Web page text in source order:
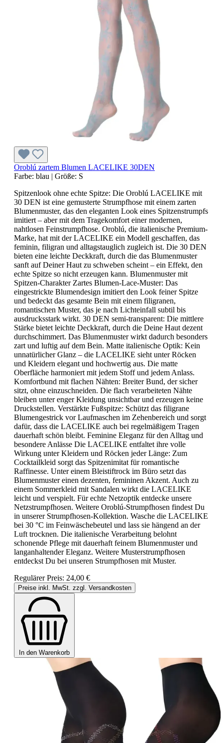
Oroblú zartem Blumen LACELIKE 30DEN
Farbe: blau | Größe: S
Spitzenlook ohne echte Spitze: Die Oroblú LACELIKE mit
30 DEN ist eine gemusterte Strumpfhose mit einem zarten
Blumenmuster, das den eleganten Look eines Spitzenstrumpfs
imitiert – aber mit dem Tragekomfort einer modernen,
nahtlosen Feinstrumpfhose. Oroblú, die italienische Premium-
Marke, hat mit der LACELIKE ein Modell geschaffen, das
feminin, filigran und alltagstauglich zugleich ist. Die 30 DEN
bieten eine leichte Deckkraft, durch die das Blumenmuster
sanft auf Deiner Haut zu schweben scheint – ein Effekt, den
echte Spitze so nicht erzeugen kann. Blumenmuster mit
Spitzen-Charakter Zartes Blumen-Lace-Muster: Das
eingestrickte Blumendesign imitiert den Look feiner Spitze
und bedeckt das gesamte Bein mit einem filigranen,
romantischen Muster, das je nach Lichteinfall subtil bis
ausdrucksstark wirkt. 30 DEN semi-transparent: Die mittlere
Stärke bietet leichte Deckkraft, durch die Deine Haut dezent
durchschimmert. Das Blumenmuster wirkt dadurch besonders
zart und luftig auf dem Bein. Matte italienische Optik: Kein
unnatürlicher Glanz – die LACELIKE sieht unter Röcken
und Kleidern elegant und hochwertig aus. Die matte
Oberfläche harmoniert mit jedem Stoff und jedem Anlass.
Komfortbund mit flachen Nähten: Breiter Bund, der sicher
sitzt, ohne einzuschneiden. Die flach verarbeiteten Nähte
bleiben unter enger Kleidung unsichtbar und erzeugen keine
Druckstellen. Verstärkte Fußspitze: Schützt das filigrane
Blumengestrick vor Laufmaschen im Zehenbereich und sorgt
dafür, dass die LACELIKE auch bei regelmäßigem Tragen
dauerhaft schön bleibt. Feminine Eleganz für den Alltag und
besondere Anlässe Die LACELIKE entfaltet ihre volle
Wirkung unter Kleidern und Röcken jeder Länge: Zum
Cocktailkleid sorgt das Spitzenimitat für romantische
Raffinesse. Unter einem Bleistiftrock im Büro setzt das
Blumenmuster einen dezenten, femininen Akzent. Auch zu
einem Sommerkleid mit Sandalen wirkt die LACELIKE
leicht und verspielt. Für echte Netzoptik entdecke unsere
Netzstrumpfhosen. Weitere Oroblú-Strumpfhosen findest Du
in unserer Strumpfhosen-Kollektion. Wasche die LACELIKE
bei 30 °C im Feinwäschebeutel und lass sie hängend an der
Luft trocknen. Die italienische Verarbeitung belohnt
schonende Pflege mit dauerhaft feinem Blumenmuster und
langanhaltender Eleganz. Weitere Musterstrumpfhosen
entdeckst Du bei unseren Strumpfhosen mit Muster.
Regulärer Preis: 24,00 €
Preise inkl. MwSt. zzgl. Versandkosten
In den Warenkorb